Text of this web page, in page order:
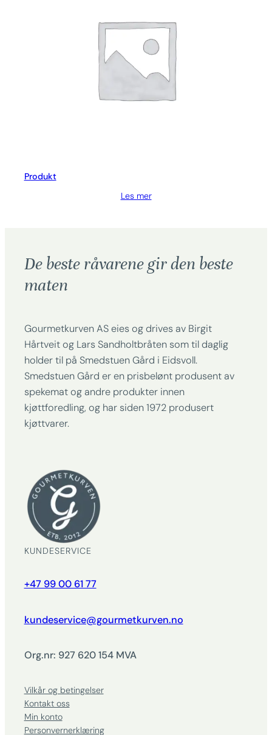
Produkt
Les mer
De beste råvarene gir den beste
maten
Gourmetkurven AS eies og drives av Birgit
Hårtveit og Lars Sandholtbråten som til daglig
holder til på Smedstuen Gård i Eidsvoll.
Smedstuen Gård er en prisbelønt produsent av
spekemat og andre produkter innen
kjøttforedling, og har siden 1972 produsert
kjøttvarer.
KUNDESERVICE
+47 99 00 61 77
kundeservice@gourmetkurven.no
Org.nr: 927 620 154 MVA
Vilkår og betingelser
Kontakt oss
Min konto
Personvernerklæring